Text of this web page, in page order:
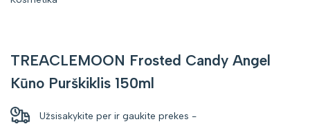
TREACLEMOON Frosted Candy Angel
Kūno Purškiklis 150ml
Užsisakykite per ir gaukite prekes -